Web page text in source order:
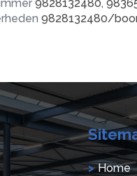
9828132480,
9828132480/
Home